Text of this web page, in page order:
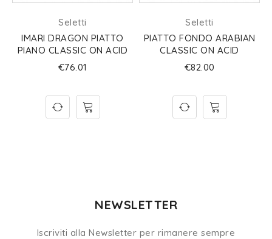
Seletti
IMARI DRAGON PIATTO
PIANO CLASSIC ON ACID
€76.01
Seletti
PIATTO FONDO ARABIAN
CLASSIC ON ACID
€82.00
NEWSLETTER
Iscriviti alla Newsletter per rimanere sempre